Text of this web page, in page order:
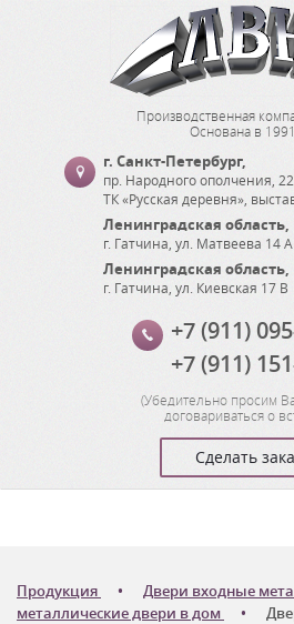
Производственная
Основана в 1991
г. Санкт-Петербург,
пр. Народного ополчения, 22
ТК «Русская деревня»,
Ленинградская область,
г. Гатчина ул. Матвеева 14 А
Ленинградская область,
г. Гатчина ул. Киевская 17 В
+7 (911)
+7 (911)
(Убедительно просим
договариваться о
Сделать
Продукция Двери входные
металлические двери в дом